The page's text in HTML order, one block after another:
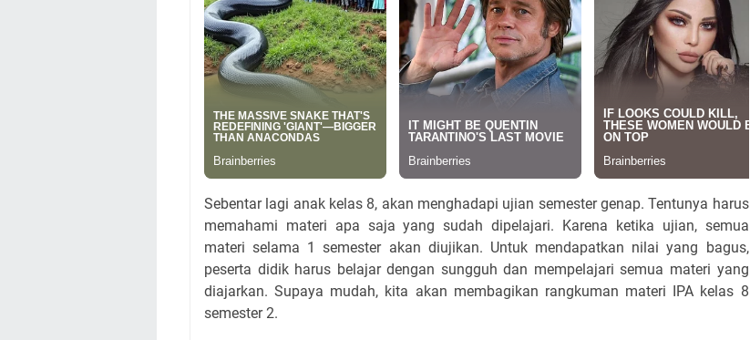
Sebentar lagi anak kelas 8, akan menghadapi ujian semester genap. Tentunya harus
memahami materi apa saja yang sudah dipelajari. Karena ketika ujian, semua
materi selama 1 semester akan diujikan. Untuk mendapatkan nilai yang bagus,
peserta didik harus belajar dengan sungguh dan mempelajari semua materi yang
diajarkan. Supaya mudah, kita akan membagikan rangkuman materi IPA kelas 8
semester 2.